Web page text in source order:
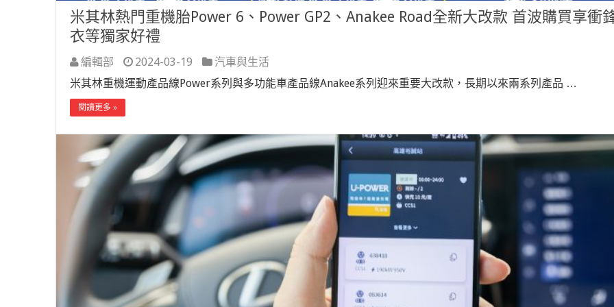
米其林熱門重機胎Power 6、Power GP2、Anakee Road全新大改款 首波購買享衝
衣等獨家好禮
編輯部 2024-03-19
汽車與生活
米其林重機運動產品線Power系列與多功能車產品線Anakee系列迎來重要大改款，長期以來兩系列產品 …
閱讀更多 »